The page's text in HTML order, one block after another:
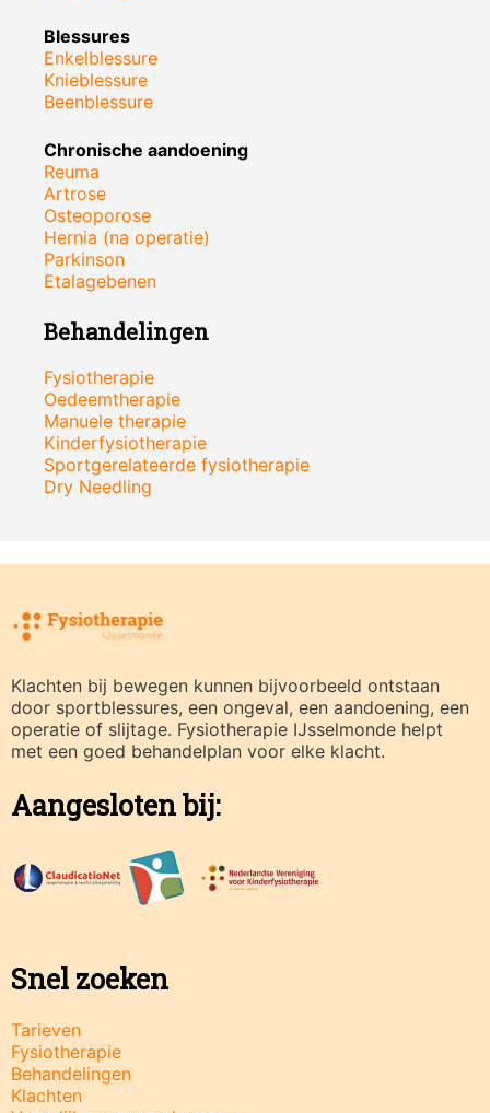
Blessures
Enkelblessure
Knieblessure
Beenblessure
Chronische aandoening
Reuma
Artrose
Osteoporose
Hernia (na operatie)
Parkinson
Etalagebenen
Behandelingen
Fysiotherapie
Oedeemtherapie
Manuele therapie
Kinderfysiotherapie
Sportgerelateerde fysiotherapie
Dry Needling
Klachten bij bewegen kunnen bijvoorbeeld ontstaan
door sportblessures, een ongeval, een aandoening, een
operatie of slijtage. Fysiotherapie IJsselmonde helpt
met een goed behandelplan voor elke klacht.
Aangesloten bij:
Snel zoeken
Tarieven
Fysiotherapie
Behandelingen
Klachten